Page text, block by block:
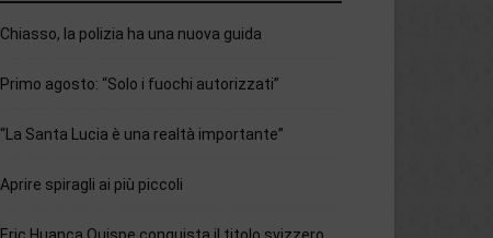
Chiasso, la polizia ha una nuova guida
Primo agosto: “Solo i fuochi autorizzati”
“La Santa Lucia è una realtà importante”
Aprire spiragli ai più piccoli